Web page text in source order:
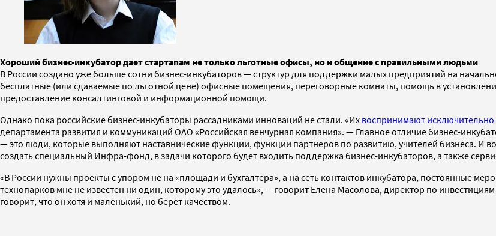
Хороший бизнес-инкубатор дает стартапам не только льготные офисы, но и общение с правильными людьми
В России создано уже больше сотни бизнес-инкубаторов — структур для поддержки малых предприятий на
бесплатные (или сдаваемые по льготной цене) офисные помещения, переговорные комнаты, помощь в
предоставление консалтинговой и информационной помощи.
Однако пока российские бизнес-инкубаторы рассадниками инноваций не стали. «Их воспринимают
департамента развития и коммуникаций ОАО «Российская венчурная компания». — Главное отличие бизнес-
— это люди, которые выполняют наставнические функции, функции партнеров по развитию, учителей бизнеса. И
создать специальный Инфра-фонд, в задачи которого будет входить поддержка бизнес-инкубаторов, а также
«В России нужны проекты с упором не на «площади и бухгалтера», а на сеть контактов инкубатора, постоянные
технопарков мне не известен ни один, которому это удалось», — говорит Елена Масолова, директор по
говорит, что он хотя и маленький, но берет качеством.